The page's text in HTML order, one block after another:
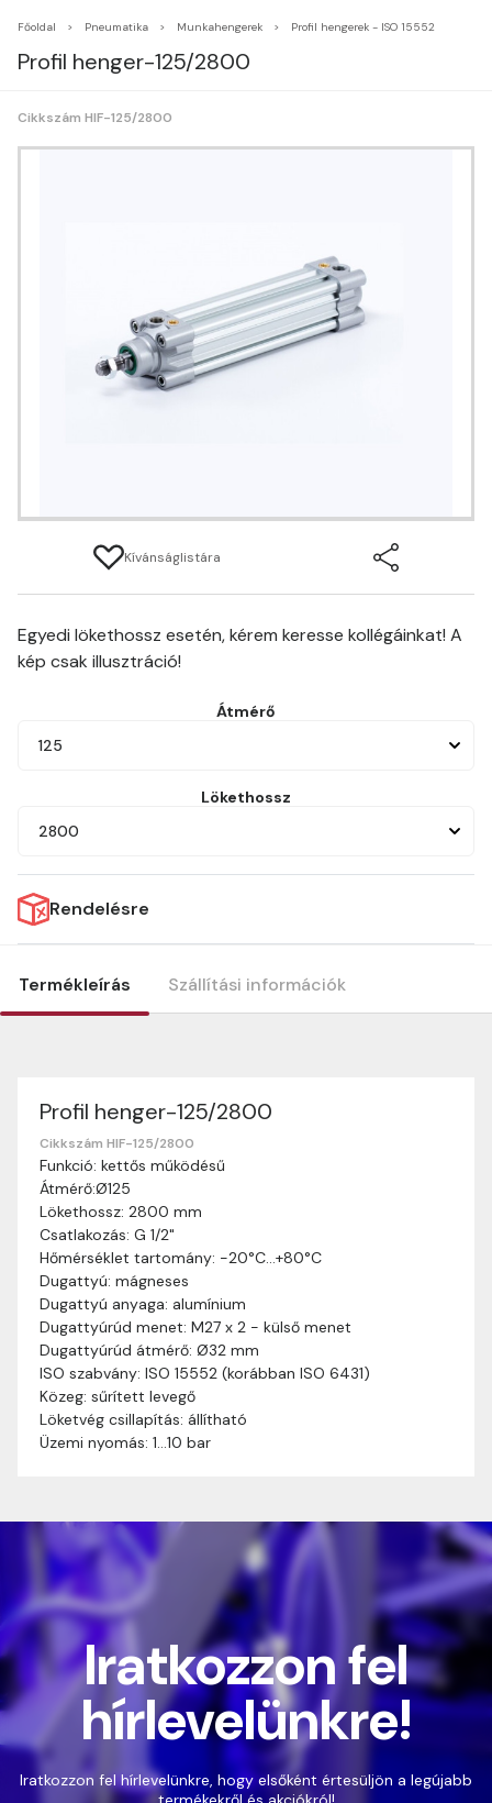
Főoldal Pneumatika Munkahengerek Profil hengerek - ISO 15552
Profil henger-125/2800
Cikkszám HIF-125/2800
Kívánságlistára
Egyedi lökethossz esetén, kérem keresse kollégáinkat! A
kép csak illusztráció!
Átmérő
125
Lökethossz
2800
Rendelésre
Termékleírás Szállítási információk
Profil henger-125/2800
Cikkszám HIF-125/2800
Funkció: kettős működésű
Átmérő:Ø125
Lökethossz: 2800 mm
Csatlakozás: G 1/2"
Hőmérséklet tartomány: -20°C…+80°C
Dugattyú: mágneses
Dugattyú anyaga: alumínium
Dugattyúrúd menet: M27 x 2 - külső menet
Dugattyúrúd átmérő: Ø32 mm
ISO szabvány: ISO 15552 (korábban ISO 6431)
Közeg: sűrített levegő
Löketvég csillapítás: állítható
Üzemi nyomás: 1…10 bar
Szállítási információk
Nagyon köszönjük, hogy webshopunkat választottátok
vásárlásaitokhoz. Az alábbiakban megtaláljátok szállítási
információinkat, hogy a vásárlásotok gördülékenyen és
zökkenőmentesen történhessen.
Szállítási idő:Általában a megrendeléseket 2-5
munkanapon belül kézbesítjük. Amennyiben
valamilyen okból kifolyólag a szállítás hosszabb
ideig tart, előre értesítünk benneteket.
Szállítási díj:A szállítási díj függ a termék súlyától
és a szállítási cím távolságától. A pontos szállítási
díjat a vásárlás folyamata során megtekinthetitek,
mielőtt a rendelést véglegesítitek.
Iratkozzon fel
hírlevelünkre!
Iratkozzon fel hírlevelünkre, hogy elsőként értesüljön a legújabb